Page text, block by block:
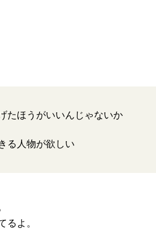
たほうがいいんじゃないか
る人物が欲しい
るよ。